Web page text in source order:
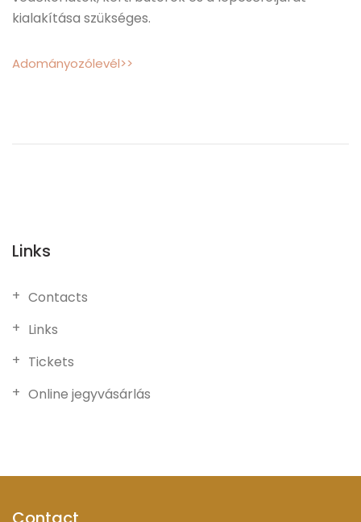
kialakítása szükséges.
Adományozólevél>>
Links
Contacts
Links
Tickets
Online jegyvásárlás